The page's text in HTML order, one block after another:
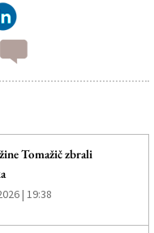
Tomažič zbrali
| 19:38